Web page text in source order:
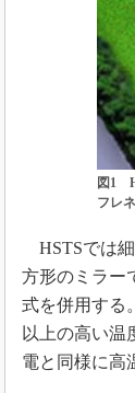
図1
フレ
HSTSでは
方形のミラー
式を併用する
以上の高い温
電と同様に高